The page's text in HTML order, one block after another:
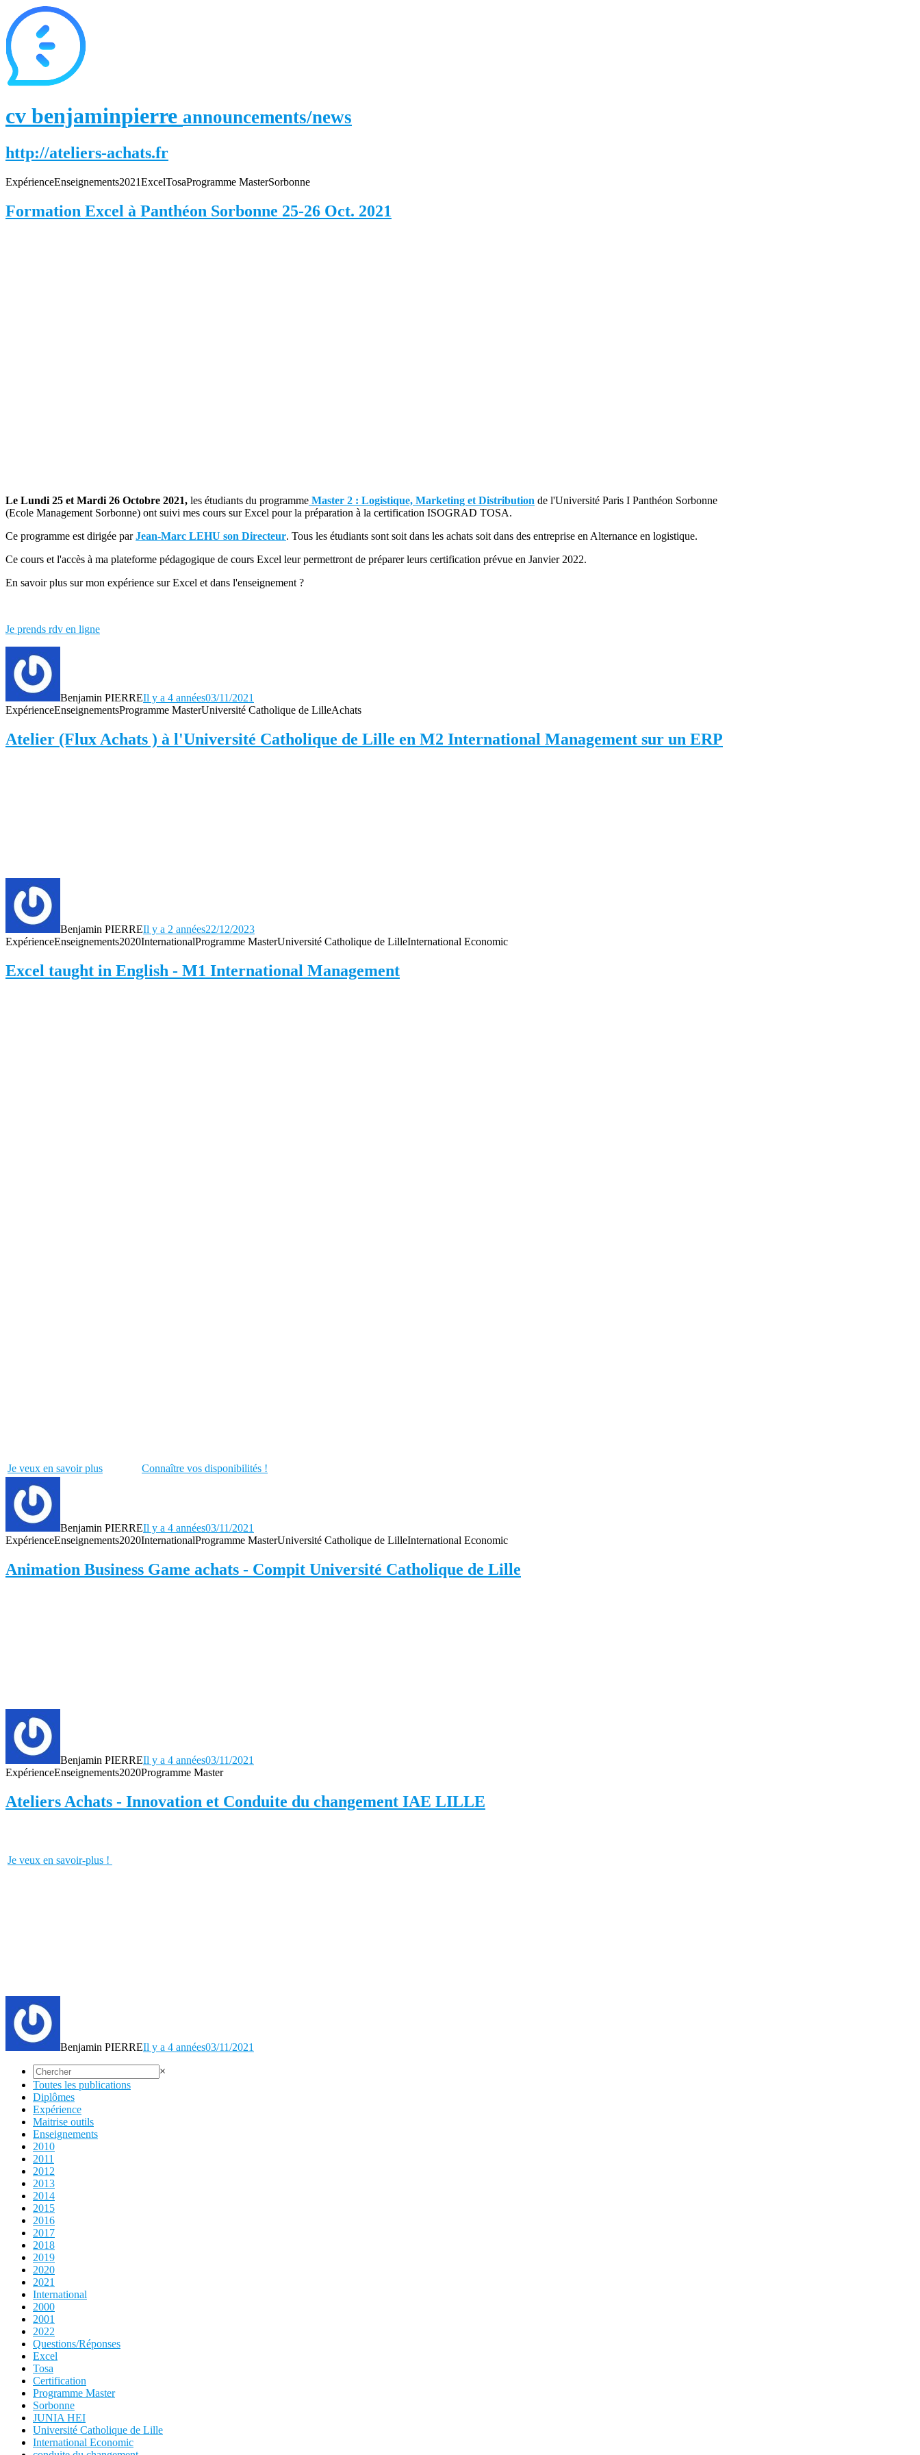
cv benjaminpierre announcements/news
http://ateliers-achats.fr
ExpérienceEnseignements2021ExcelTosaProgramme MasterSorbonne
Formation Excel à Panthéon Sorbonne 25-26 Oct. 2021
Le Lundi 25 et Mardi 26 Octobre 2021, les étudiants du programme Master 2 : Logistique, Marketing et Distribution de l'Université Paris I Panthéon Sorbonne
(Ecole Management Sorbonne) ont suivi mes cours sur Excel pour la préparation à la certification ISOGRAD TOSA.
Ce programme est dirigée parJean-Marc LEHU son Directeur. Tous les étudiants sont soit dans les achats soit dans des entreprise en Alternance en logistique.
Ce cours et l'accès à ma plateforme pédagogique de cours Excel leur permettront de préparer leurs certification prévue en Janvier 2022.
En savoir plus sur mon expérience sur Excel et dans l'enseignement ?
Je prends rdv en ligne
Benjamin PIERREIl y a 4 années03/11/2021
ExpérienceEnseignementsProgramme MasterUniversité Catholique de LilleAchats
Atelier (Flux Achats ) à l'Université Catholique de Lille en M2 International Management sur un ERP
Benjamin PIERREIl y a 2 années22/12/2023
ExpérienceEnseignements2020InternationalProgramme MasterUniversité Catholique de LilleInternational Economic
Excel taught in English - M1 International Management
Je veux en savoir plus Connaître vos disponibilités !
Benjamin PIERREIl y a 4 années03/11/2021
ExpérienceEnseignements2020InternationalProgramme MasterUniversité Catholique de LilleInternational Economic
Animation Business Game achats - Compit Université Catholique de Lille
Benjamin PIERREIl y a 4 années03/11/2021
ExpérienceEnseignements2020Programme Master
Ateliers Achats - Innovation et Conduite du changement IAE LILLE
Je veux en savoir-plus !
Benjamin PIERREIl y a 4 années03/11/2021
×
Toutes les publications
Diplômes
Expérience
Maitrise outils
Enseignements
2010
2011
2012
2013
2014
2015
2016
2017
2018
2019
2020
2021
International
2000
2001
2022
Questions/Réponses
Excel
Tosa
Certification
Programme Master
Sorbonne
JUNIA HEI
Université Catholique de Lille
International Economic